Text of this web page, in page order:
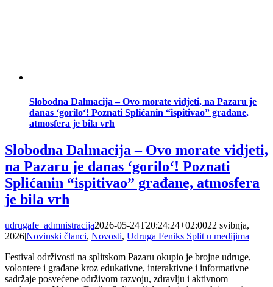
Slobodna Dalmacija – Ovo morate vidjeti, na Pazaru je
danas ‘gorilo‘! Poznati Splićanin “ispitivao” građane,
atmosfera je bila vrh
Slobodna Dalmacija – Ovo morate vidjeti,
na Pazaru je danas ‘gorilo‘! Poznati
Splićanin “ispitivao” građane, atmosfera
je bila vrh
udrugafe_admnistracija2026-05-24T20:24:24+02:0022 svibnja,
2026|Novinski članci, Novosti, Udruga Feniks Split u medijima|
Festival održivosti na splitskom Pazaru okupio je brojne udruge,
volontere i građane kroz edukativne, interaktivne i informativne
sadržaje posvećene održivom razvoju, zdravlju i aktivnom